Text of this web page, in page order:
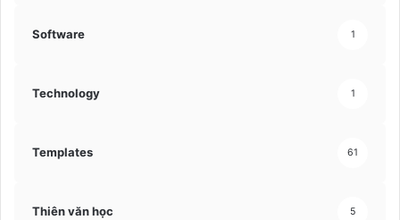
Software 1
Technology 1
Templates 61
Thiên văn học 5